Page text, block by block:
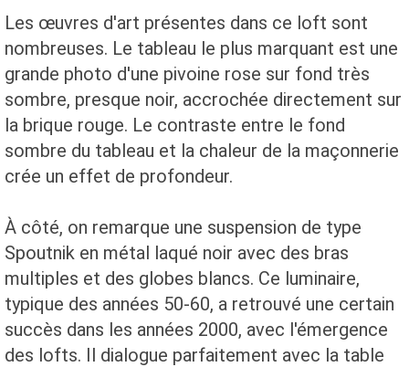
Les œuvres d'art présentes dans ce loft sont
nombreuses. Le tableau le plus marquant est une
grande photo d'une pivoine rose sur fond très
sombre, presque noir, accrochée directement sur
la brique rouge. Le contraste entre le fond
sombre du tableau et la chaleur de la maçonnerie
crée un effet de profondeur.
À côté, on remarque une suspension de type
Spoutnik en métal laqué noir avec des bras
multiples et des globes blancs. Ce luminaire,
typique des années 50-60, a retrouvé une certain
succès dans les années 2000, avec l'émergence
des lofts. Il dialogue parfaitement avec la table